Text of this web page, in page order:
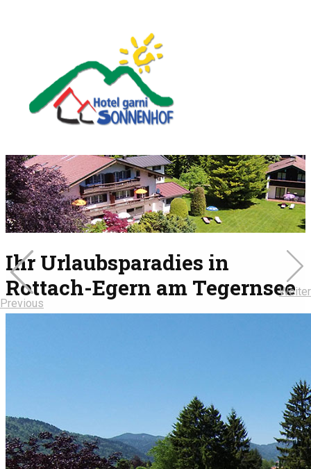
Previous
Weiter
Ihr Urlaubsparadies in
Rottach-Egern am Tegernsee